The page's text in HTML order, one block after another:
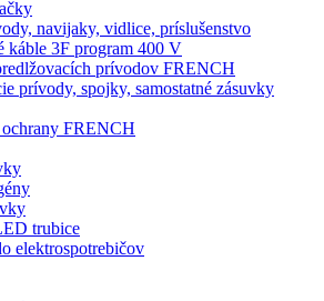
navijaky, vidlice, príslušenstvo
káble 3F program 400 V
prívodov FRENCH
prívody, spojky, samostatné zásuvky
FRENCH
trubice
elektrospotrebičov